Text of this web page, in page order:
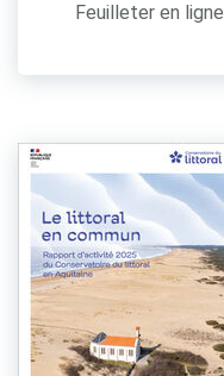
Feuilleter en ligne